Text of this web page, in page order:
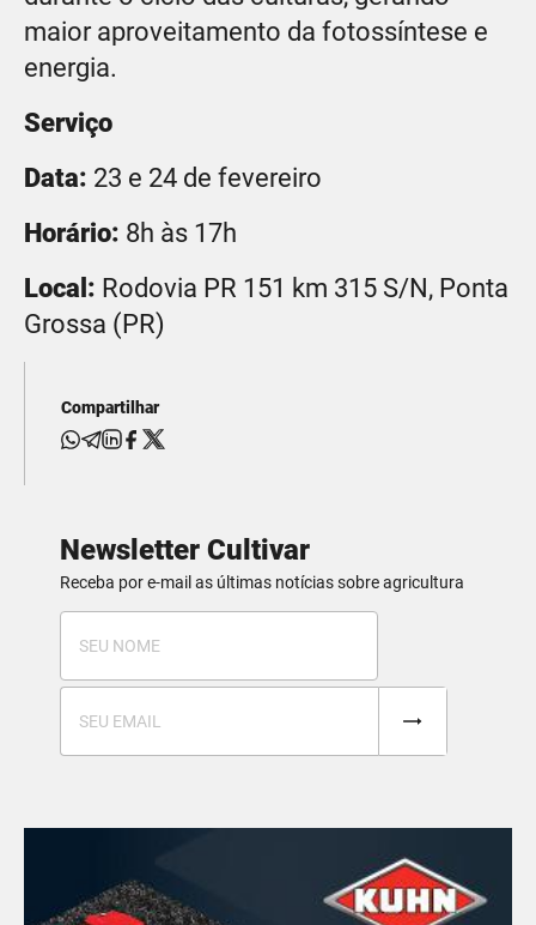
maior aproveitamento da fotossíntese e
energia.
Serviço
Data: 23 e 24 de fevereiro
Horário: 8h às 17h
Local: Rodovia PR 151 km 315 S/N, Ponta
Grossa (PR)
Compartilhar
Newsletter Cultivar
Receba por e-mail as últimas notícias sobre agricultura